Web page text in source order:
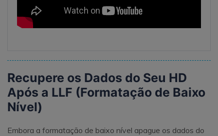
Recupere os Dados do Seu HD
Após a LLF (Formatação de Baixo
Nível)
Embora a formatação de baixo nível apague os dados do